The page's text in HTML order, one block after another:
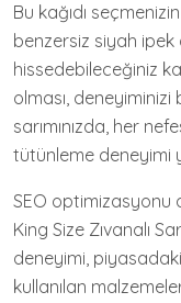
Bu kağıdı
benzersiz siyah
hissedebileceğiniz
olması,
sarımınızda, her
tütünleme deneyimi
SEO optimizasyonu
King Size Zıvanalı
deneyimi,
kullanılan